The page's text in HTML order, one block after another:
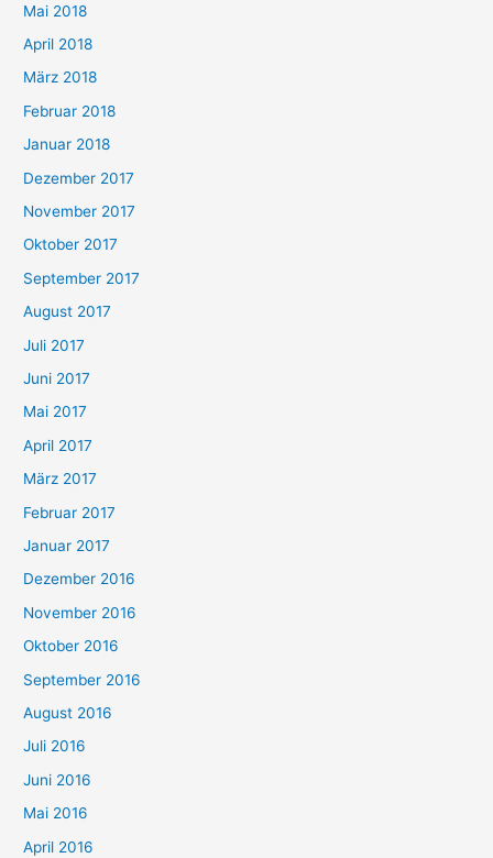
Mai 2018
April 2018
März 2018
Februar 2018
Januar 2018
Dezember 2017
November 2017
Oktober 2017
September 2017
August 2017
Juli 2017
Juni 2017
Mai 2017
April 2017
März 2017
Februar 2017
Januar 2017
Dezember 2016
November 2016
Oktober 2016
September 2016
August 2016
Juli 2016
Juni 2016
Mai 2016
April 2016